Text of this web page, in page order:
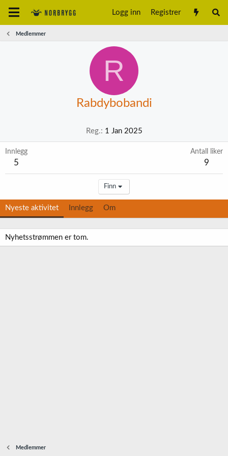
Logg inn Registrer
Medlemmer
R
Rabdybobandi
Reg. 1 Jan 2025
Innlegg
5
Antall liker
9
Finn
Nyeste aktivitet Innlegg Om
Nyhetsstrømmen er tom.
Medlemmer